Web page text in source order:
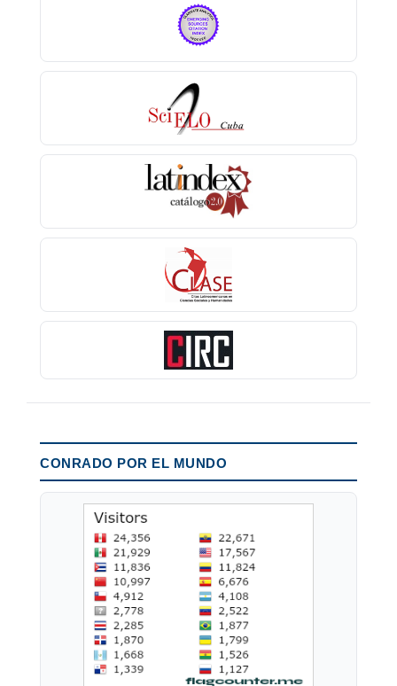
CONRADO POR EL MUNDO